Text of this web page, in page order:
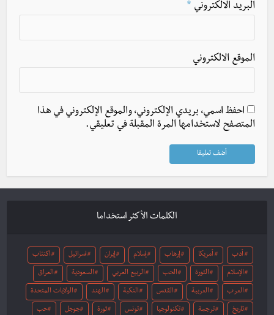
البريد الالكتروني *
الموقع الالكتروني
احفظ اسمي، بريدي الإلكتروني، والموقع الإلكتروني في هذا
المتصفح لاستخدامها المرة المقبلة في تعليقي.
الكلمات الأكثر استخداما
أدب أمريكا إرهاب إسلام إيران اسرائيل اكتئاب
الإسلام الثورة الحب الربيع العربي السعودية العراق
العرب العربية القدس النكبة الهند الولايات المتحدة
تاريخ ترجمة تكنولوجيا تونس ثورة جوجل حب